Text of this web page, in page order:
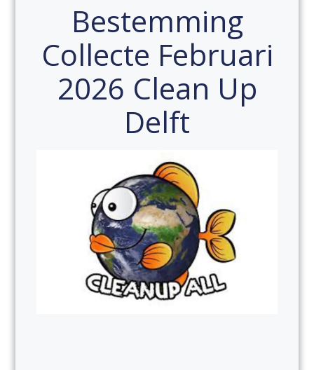
Bestemming
Collecte Februari
2026 Clean Up
Delft